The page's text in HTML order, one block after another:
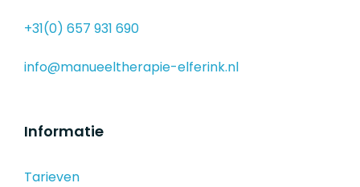
+31(0) 657 931 690
info@manueeltherapie-elferink.nl
Informatie
Tarieven